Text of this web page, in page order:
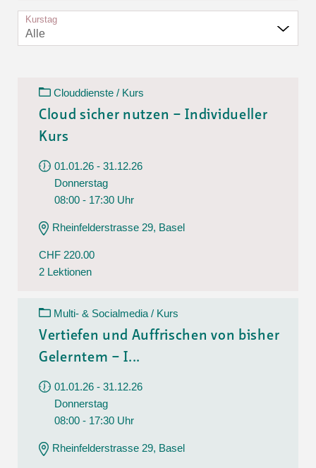
Kurstag
Alle
Clouddienste / Kurs
Cloud sicher nutzen – Individueller
Kurs
01.01.26 - 31.12.26
Donnerstag
08:00 - 17:30 Uhr
Rheinfelderstrasse 29, Basel
CHF 220.00
2 Lektionen
Multi- & Socialmedia / Kurs
Vertiefen und Auffrischen von bisher
Gelerntem – I...
01.01.26 - 31.12.26
Donnerstag
08:00 - 17:30 Uhr
Rheinfelderstrasse 29, Basel